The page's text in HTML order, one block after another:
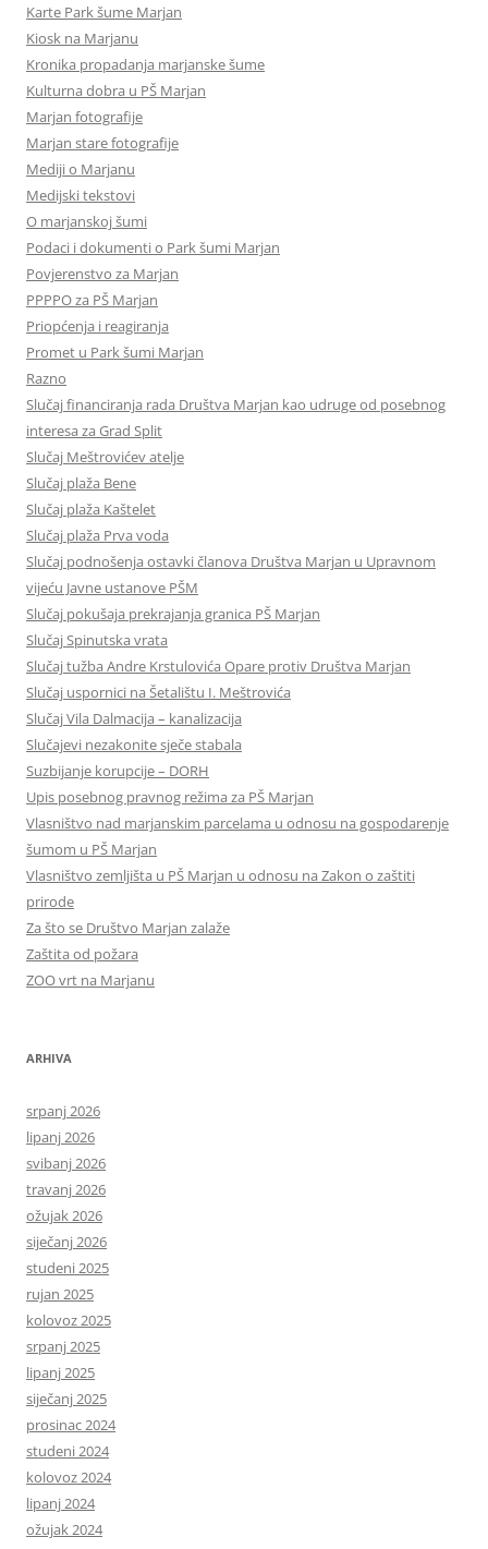
Karte Park šume Marjan
Kiosk na Marjanu
Kronika propadanja marjanske šume
Kulturna dobra u PŠ Marjan
Marjan fotografije
Marjan stare fotografije
Mediji o Marjanu
Medijski tekstovi
O marjanskoj šumi
Podaci i dokumenti o Park šumi Marjan
Povjerenstvo za Marjan
PPPPO za PŠ Marjan
Priopćenja i reagiranja
Promet u Park šumi Marjan
Razno
Slučaj financiranja rada Društva Marjan kao udruge od posebnog
interesa za Grad Split
Slučaj Meštrovićev atelje
Slučaj plaža Bene
Slučaj plaža Kaštelet
Slučaj plaža Prva voda
Slučaj podnošenja ostavki članova Društva Marjan u Upravnom
vijeću Javne ustanove PŠM
Slučaj pokušaja prekrajanja granica PŠ Marjan
Slučaj Spinutska vrata
Slučaj tužba Andre Krstulovića Opare protiv Društva Marjan
Slučaj uspornici na Šetalištu I. Meštrovića
Slučaj Vila Dalmacija – kanalizacija
Slučajevi nezakonite sječe stabala
Suzbijanje korupcije – DORH
Upis posebnog pravnog režima za PŠ Marjan
Vlasništvo nad marjanskim parcelama u odnosu na gospodarenje
šumom u PŠ Marjan
Vlasništvo zemljišta u PŠ Marjan u odnosu na Zakon o zaštiti
prirode
Za što se Društvo Marjan zalaže
Zaštita od požara
ZOO vrt na Marjanu
ARHIVA
srpanj 2026
lipanj 2026
svibanj 2026
travanj 2026
ožujak 2026
siječanj 2026
studeni 2025
rujan 2025
kolovoz 2025
srpanj 2025
lipanj 2025
siječanj 2025
prosinac 2024
studeni 2024
kolovoz 2024
lipanj 2024
ožujak 2024